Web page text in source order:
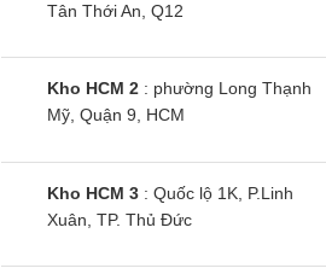
Tân Thới An, Q12
Kho HCM 2: phường Long Thạnh
Mỹ, Quận 9, HCM
Kho HCM 3: Quốc lộ 1K, P.Linh
Xuân, TP. Thủ Đức